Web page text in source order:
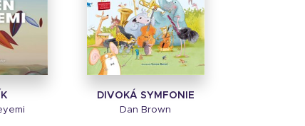
DIVOKÁ SYMFONIE
Dan Brown